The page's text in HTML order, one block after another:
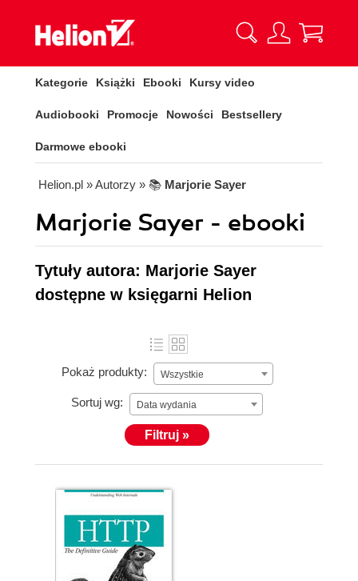
Kategorie Książki Ebooki Kursy video
Audiobooki Promocje Nowości Bestsellery
Darmowe ebooki
Helion.pl » Autorzy » 📚 Marjorie Sayer
Marjorie Sayer - ebooki
Tytuły autora: Marjorie Sayer
dostępne w księgarni Helion
Pokaż produkty: Wszystkie
Sortuj wg: Data wydania
Filtruj »